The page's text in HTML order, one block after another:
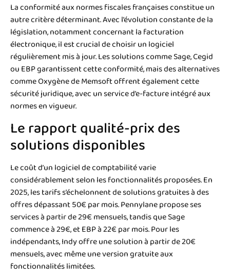
La conformité aux normes fiscales françaises constitue un
autre critère déterminant. Avec l’évolution constante de la
législation, notamment concernant la facturation
électronique, il est crucial de choisir un logiciel
régulièrement mis à jour. Les solutions comme Sage, Cegid
ou EBP garantissent cette conformité, mais des alternatives
comme Oxygène de Memsoft offrent également cette
sécurité juridique, avec un service d’e-facture intégré aux
normes en vigueur.
Le rapport qualité-prix des
solutions disponibles
Le coût d’un logiciel de comptabilité varie
considérablement selon les fonctionnalités proposées. En
2025, les tarifs s’échelonnent de solutions gratuites à des
offres dépassant 50€ par mois. Pennylane propose ses
services à partir de 29€ mensuels, tandis que Sage
commence à 29€, et EBP à 22€ par mois. Pour les
indépendants, Indy offre une solution à partir de 20€
mensuels, avec même une version gratuite aux
fonctionnalités limitées.